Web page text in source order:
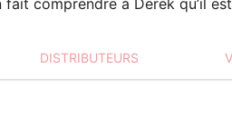
comprendre à Derek qu’il
DISTRIBUTEURS